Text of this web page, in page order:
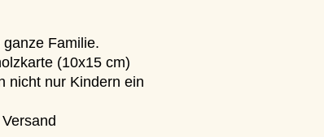
Familie.
(10x15 cm)
nicht nur Kindern ein